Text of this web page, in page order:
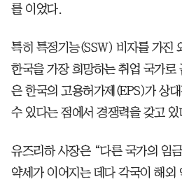
를 이었다.
특히 특정기능(SSW) 비자를 가진
한국을 가장 희망하는 취업 국가로
은 한국의 고용허가제(EPS)가 상
수 있다는 점에서 경쟁력을 갖고 있
유즈리하 사장은 “다른 국가의 임
약세가 이어지는 데다 각국이 해외